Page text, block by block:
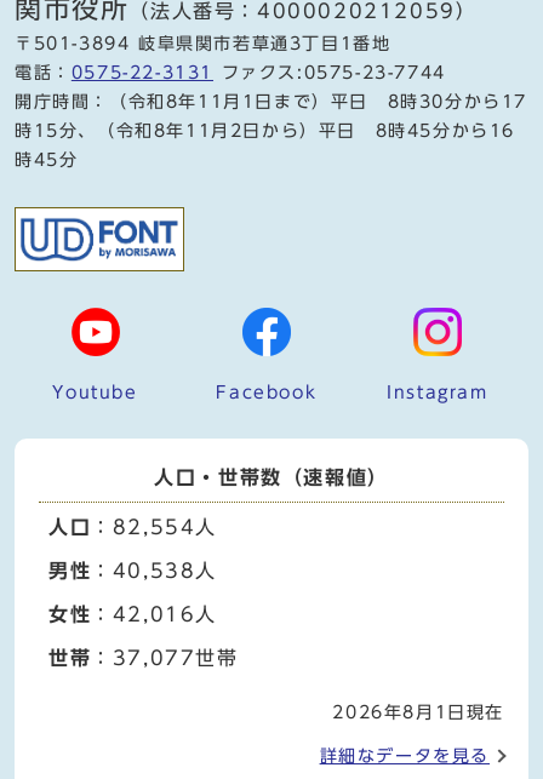
関市役所 （法人番号：4000020212059）
〒501-3894 岐阜県関市若草通3丁目1番地
電話： 0575-22-3131
ファクス:0575-23-7744
開庁時間：（令和8年11月1日まで）平日 8時30分から17
時15分、（令和8年11月2日から）平日 8時45分から16
時45分
Youtube Facebook Instagram
人口・世帯数（速報値）
人口 ：82,554人
男性 ：40,538人
女性 ：42,016人
世帯 ：37,077世帯
2026年8月1日現在
詳細なデータを見る